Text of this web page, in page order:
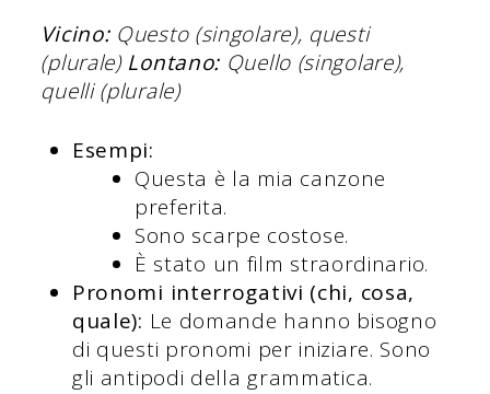
Vicino:Questo (singolare), questi
(plurale) Lontano: Quello (singolare),
quelli (plurale)
Esempi:
Questa è la mia canzone
preferita.
Sono scarpe costose.
È stato un film straordinario.
Pronomi interrogativi (chi, cosa,
quale): Le domande hanno bisogno
di questi pronomi per iniziare. Sono
gli antipodi della grammatica.